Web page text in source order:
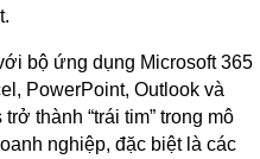
bộ ứng dụng Microsoft 365
PowerPoint, Outlook và
thành “trái tim” trong mô
nghiệp, đặc biệt là các